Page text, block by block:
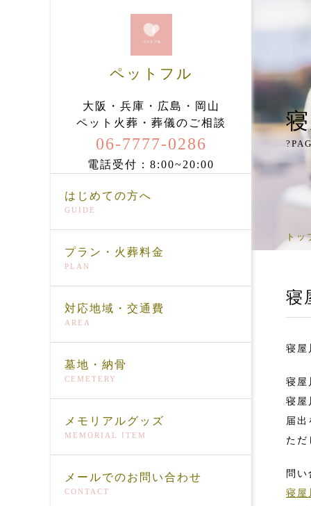
ペットフル
大阪・兵庫・広島・岡山
ペット火葬・葬儀のご相談
06-7777-0286
電話受付：8:00~20:00
はじめての方へ
GUIDE
プラン・火葬料金
PLAN
対応地域・交通費
AREA
墓地・納骨
CEMETERY
メモリアルグッズ
MEMORIAL ITEM
メールでのお問い合わせ
CONTACT
トッ
寝
寝屋
寝屋
寝屋
届
ただ
問
寝屋